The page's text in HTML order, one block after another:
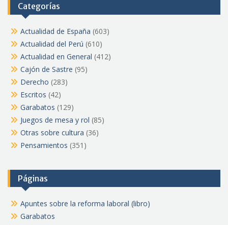
Categorías
Actualidad de España (603)
Actualidad del Perú (610)
Actualidad en General (412)
Cajón de Sastre (95)
Derecho (283)
Escritos (42)
Garabatos (129)
Juegos de mesa y rol (85)
Otras sobre cultura (36)
Pensamientos (351)
Páginas
Apuntes sobre la reforma laboral (libro)
Garabatos